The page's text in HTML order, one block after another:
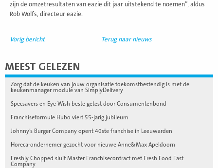
zijn de omzetresultaten van eazie dit jaar uitstekend te noemen”, aldus
Rob Wolfs, directeur eazie.
Vorig bericht Terug naar nieuws
MEEST GELEZEN
Zorg dat de keuken van jouw organisatie toekomstbestendig is met de
keukenmanager module van SimplyDelivery
Specsavers en Eye Wish beste getest door Consumentenbond
Franchiseformule Hubo viert 55-jarig jubileum
Johnny’s Burger Company opent 40ste franchise in Leeuwarden
Horeca-ondernemer gezocht voor nieuwe Anne&Max Apeldoorn
Freshly Chopped sluit Master Franchisecontract met Fresh Food Fast
Company